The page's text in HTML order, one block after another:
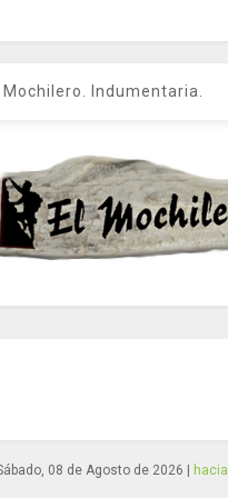
Mochilero. Indumentaria.
08 de Agosto de 2026